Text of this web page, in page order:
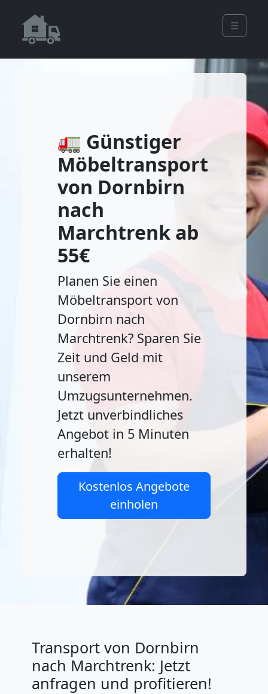
☰
🚛 Günstiger
Möbeltransport
von Dornbirn
nach
Marchtrenk ab
55€
Planen Sie einen
Möbeltransport von
Dornbirn nach
Marchtrenk? Sparen Sie
Zeit und Geld mit
unserem
Umzugsunternehmen.
Jetzt unverbindliches
Angebot in 5 Minuten
erhalten!
Kostenlos Angebote
einholen
Transport von Dornbirn
nach Marchtrenk: Jetzt
anfragen und profitieren!